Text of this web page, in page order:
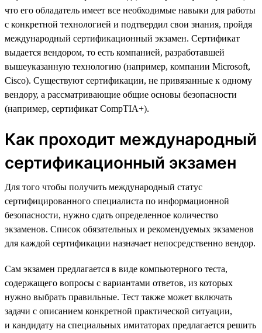
что его обладатель имеет все необходимые навыки для работы
с конкретной технологией и подтвердил свои знания, пройдя
международный сертификационный экзамен. Сертификат
выдается вендором, то есть компанией, разработавшей
вышеуказанную технологию (например, компании Microsoft,
Cisco). Существуют сертификации, не привязанные к одному
вендору, а рассматривающие общие основы безопасности
(например, сертификат CompTIA+).
Как проходит международный
сертификационный экзамен
Для того чтобы получить международный статус
сертифицированного специалиста по информационной
безопасности, нужно сдать определенное количество
экзаменов. Список обязательных и рекомендуемых экзаменов
для каждой сертификации назначает непосредственно вендор.
Сам экзамен предлагается в виде компьютерного теста,
содержащего вопросы с вариантами ответов, из которых
нужно выбрать правильные. Тест также может включать
задачи с описанием конкретной практической ситуации,
и кандидату на специальных имитаторах предлагается решить